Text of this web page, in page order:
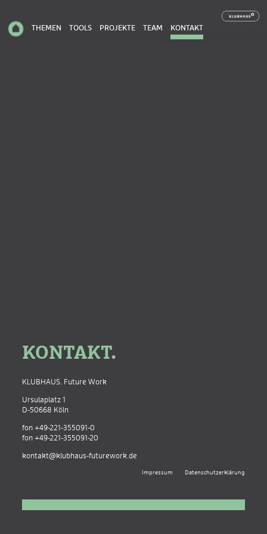
THEMEN TOOLS PROJEKTE TEAM KONTAKT
.
KONTAKT.
KLUBHAUS. Future Work
Ursulaplatz 1
D-50668 Köln
fon +49-221-355091-0
fon +49-221-355091-20
kontakt@klubhaus-futurework.de
Datenschutzerklärung
Impressum